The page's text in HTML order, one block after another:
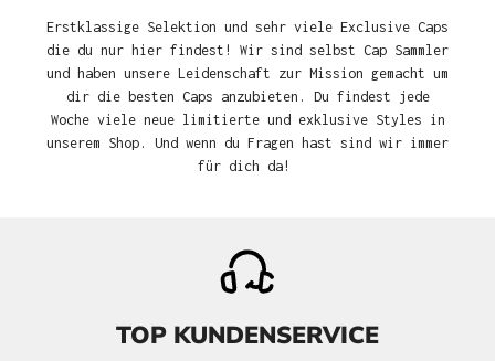
Erstklassige Selektion und sehr viele Exclusive Caps
die du nur hier findest! Wir sind selbst Cap Sammler
und haben unsere Leidenschaft zur Mission gemacht um
dir die besten Caps anzubieten. Du findest jede
Woche viele neue limitierte und exklusive Styles in
unserem Shop. Und wenn du Fragen hast sind wir immer
für dich da!
TOP KUNDENSERVICE